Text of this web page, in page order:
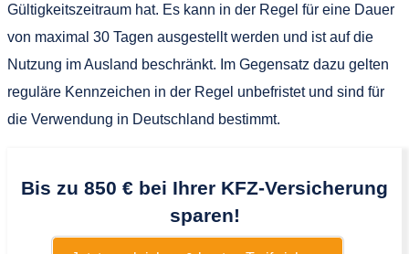
Gültigkeitszeitraum hat. Es kann in der Regel für eine Dauer
von maximal 30 Tagen ausgestellt werden und ist auf die
Nutzung im Ausland beschränkt. Im Gegensatz dazu gelten
reguläre Kennzeichen in der Regel unbefristet und sind für
die Verwendung in Deutschland bestimmt.
Bis zu 850 € bei Ihrer KFZ-Versicherung
sparen!